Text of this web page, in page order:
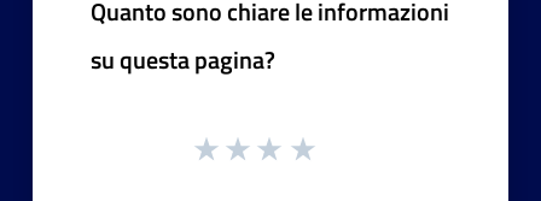
Quanto sono chiare le informazioni
su questa pagina?